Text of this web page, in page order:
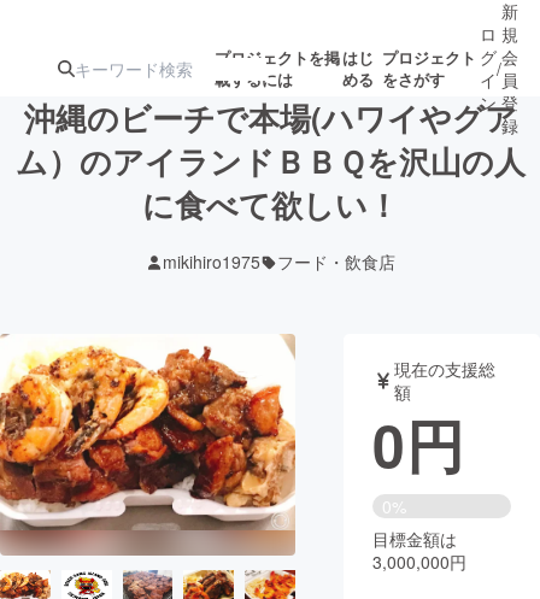
プロジェクトを掲
載するには
はじ
める
プロジェクト
をさがす
注目のリ 注目の新着プロ募集終了が近いプ
テクノロジー・ガジェット
映像・映画 書籍・雑誌
ビジネス・起業 チャレンジ
まちづくり・地域活性化
ロ
グ
イ
ン
/
新
規
会
員
登
録
沖縄のビーチで本場(ハワイやグア
ム）のアイランドＢＢＱを沢山の人
に食べて欲しい！
mikihiro1975 フード・飲食店
現在の支援総
額
0円
0%
目標金額は
3,000,000円